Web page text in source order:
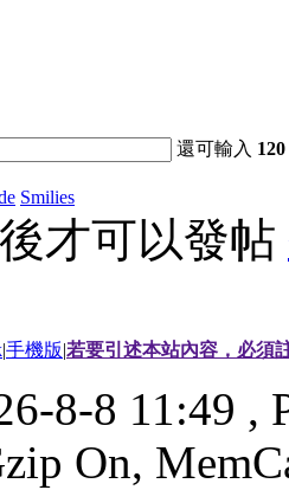
還可輸入 120
Smilies
才可以發帖
|手機版|若要引述本站內容，必須
8-8 11:49 ,
On,